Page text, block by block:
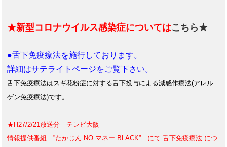
★新型コロナウイルス感染症についてはこちら★
●舌下免疫療法を施行しております。
詳細はサテライトページをご覧下さい。
舌下免疫療法はスギ花粉症に対する舌下投与による減感作療法(アレル
ゲン免疫療法)です。
★H27/2/21放送分 テレビ大阪
情報提供番組 ”たかじん NO マネー BLACK” にて 舌下免疫療法 につ